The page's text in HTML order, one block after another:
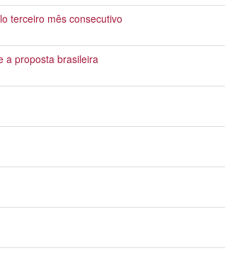
terceiro mês consecutivo
a proposta brasileira